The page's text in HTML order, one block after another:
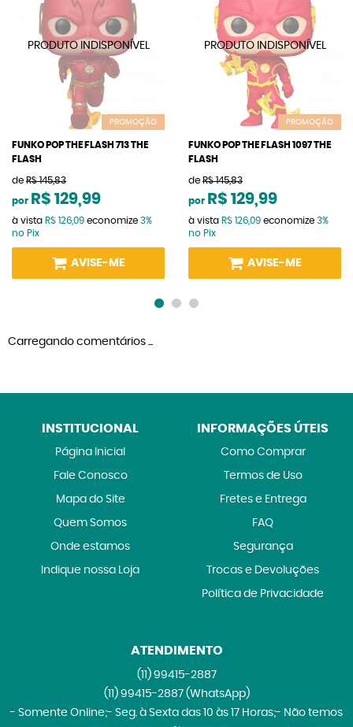
PROMOÇÃO
FUNKO POP THE FLASH 713 THE
FLASH
de R$ 145,83
por R$ 129,99
à vista R$ 126,09 economize 3%
no Pix
AVISE-ME
PROMOÇÃO
FUNKO POP THE FLASH 1097 THE
FLASH
de R$ 145,83
por R$ 129,99
à vista R$ 126,09 economize 3%
no Pix
AVISE-ME
Carregando comentários ...
INSTITUCIONAL
Página Inicial
Fale Conosco
Mapa do Site
Quem Somos
Onde estamos
Indique nossa Loja
INFORMAÇÕES ÚTEIS
Como Comprar
Termos de Uso
Fretes e Entrega
FAQ
Segurança
Trocas e Devoluções
Política de Privacidade
ATENDIMENTO
(11)99415-2887
(11)99415-2887 (WhatsApp)
- Somente Online;- Seg. à Sexta das 10 às 17 Horas;- Não temos